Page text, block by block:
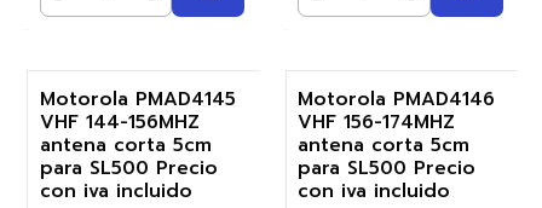
Cantidad Cantidad
Motorola PMAD4145
VHF 144-156MHZ
antena corta 5cm
para SL500 Precio
con iva incluido
Agotado
Motorola PMAD4146
VHF 156-174MHZ
antena corta 5cm
para SL500 Precio
con iva incluido